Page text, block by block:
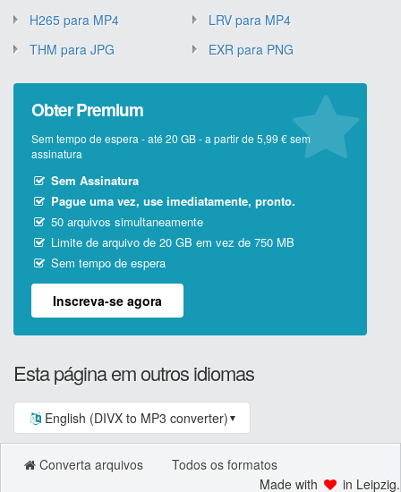
H265 para MP4
LRV para MP4
THM para JPG
EXR para PNG
Obter Premium
Sem tempo de espera - até 20 GB - a partir de 5,99 € sem
assinatura
Sem Assinatura
Pague uma vez, use imediatamente, pronto.
50 arquivos simultaneamente
Limite de arquivo de 20 GB em vez de 750 MB
Sem tempo de espera
Inscreva-se agora
Esta página em outros idiomas
English (DIVX to MP3 converter) ▼
Converta arquivos
Todos os formatos
Made with
in Leipzig.